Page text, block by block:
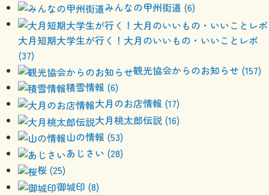
みんなの甲州街道 (6)
大月短期大学生が行く！大月のいいもの・いいことレポ
(37)
観光協会からのお知らせ (157)
積雪情報 (6)
大月のお店情報 (17)
大月桃太郎伝説 (16)
山の情報 (53)
あじさい (28)
桜 (25)
御城印 (8)